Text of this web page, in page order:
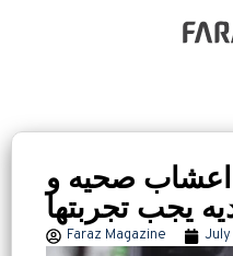
اعشاب صحیه و
Faraz Magazine